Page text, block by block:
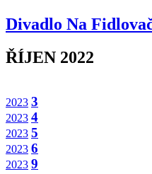
Divadlo Na
ŘÍJEN 2022
2023 3
2023 4
2023 5
2023 6
2023 9